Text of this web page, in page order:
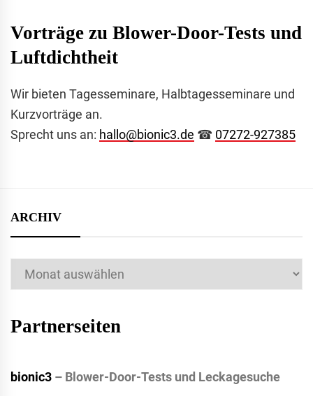
Vorträge zu Blower-Door-Tests und
Luftdichtheit
Wir bieten Tagesseminare, Halbtagesseminare und
Kurzvorträge an.
Sprecht uns an: hallo@bionic3.de ☎︎ 07272-927385
ARCHIV
Archiv
Partnerseiten
bionic3 – Blower-Door-Tests und Leckagesuche